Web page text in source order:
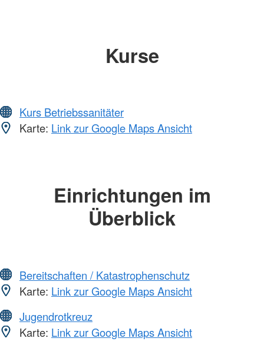
Kurse
Kurs Betriebssanitäter
Karte: Link zur Google Maps Ansicht
Einrichtungen im
Überblick
Bereitschaften / Katastrophenschutz
Karte: Link zur Google Maps Ansicht
Jugendrotkreuz
Karte: Link zur Google Maps Ansicht